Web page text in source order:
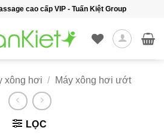
cao cấp VIP - Tuấn Kiệt Group
xông hơi / Máy xông hơi ướt
LỌC